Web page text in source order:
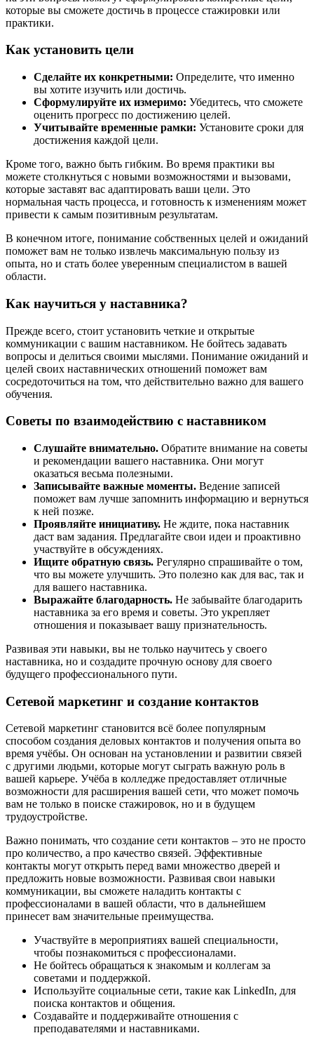
которые вы сможете достичь в процессе стажировки или
практики.
Как установить цели
Сделайте их конкретными: Определите, что именно
вы хотите изучить или достичь.
Сформулируйте их измеримо: Убедитесь, что сможете
оценить прогресс по достижению целей.
Учитывайте временные рамки: Установите сроки для
достижения каждой цели.
Кроме того, важно быть гибким. Во время практики вы
можете столкнуться с новыми возможностями и вызовами,
которые заставят вас адаптировать ваши цели. Это
нормальная часть процесса, и готовность к изменениям может
привести к самым позитивным результатам.
В конечном итоге, понимание собственных целей и ожиданий
поможет вам не только извлечь максимальную пользу из
опыта, но и стать более уверенным специалистом в вашей
области.
Как научиться у наставника?
Прежде всего, стоит установить четкие и открытые
коммуникации с вашим наставником. Не бойтесь задавать
вопросы и делиться своими мыслями. Понимание ожиданий и
целей своих наставнических отношений поможет вам
сосредоточиться на том, что действительно важно для вашего
обучения.
Советы по взаимодействию с наставником
Слушайте внимательно. Обратите внимание на советы
и рекомендации вашего наставника. Они могут
оказаться весьма полезными.
Записывайте важные моменты. Ведение записей
поможет вам лучше запомнить информацию и вернуться
к ней позже.
Проявляйте инициативу. Не ждите, пока наставник
даст вам задания. Предлагайте свои идеи и проактивно
участвуйте в обсуждениях.
Ищите обратную связь. Регулярно спрашивайте о том,
что вы можете улучшить. Это полезно как для вас, так и
для вашего наставника.
Выражайте благодарность. Не забывайте благодарить
наставника за его время и советы. Это укрепляет
отношения и показывает вашу признательность.
Развивая эти навыки, вы не только научитесь у своего
наставника, но и создадите прочную основу для своего
будущего профессионального пути.
Сетевой маркетинг и создание контактов
Сетевой маркетинг становится всё более популярным
способом создания деловых контактов и получения опыта во
время учёбы. Он основан на установлении и развитии связей
с другими людьми, которые могут сыграть важную роль в
вашей карьере. Учёба в колледже предоставляет отличные
возможности для расширения вашей сети, что может помочь
вам не только в поиске стажировок, но и в будущем
трудоустройстве.
Важно понимать, что создание сети контактов – это не просто
про количество, а про качество связей. Эффективные
контакты могут открыть перед вами множество дверей и
предложить новые возможности. Развивая свои навыки
коммуникации, вы сможете наладить контакты с
профессионалами в вашей области, что в дальнейшем
принесет вам значительные преимущества.
Участвуйте в мероприятиях вашей специальности,
чтобы познакомиться с профессионалами.
Не бойтесь обращаться к знакомым и коллегам за
советами и поддержкой.
Используйте социальные сети, такие как LinkedIn, для
поиска контактов и общения.
Создавайте и поддерживайте отношения с
преподавателями и наставниками.